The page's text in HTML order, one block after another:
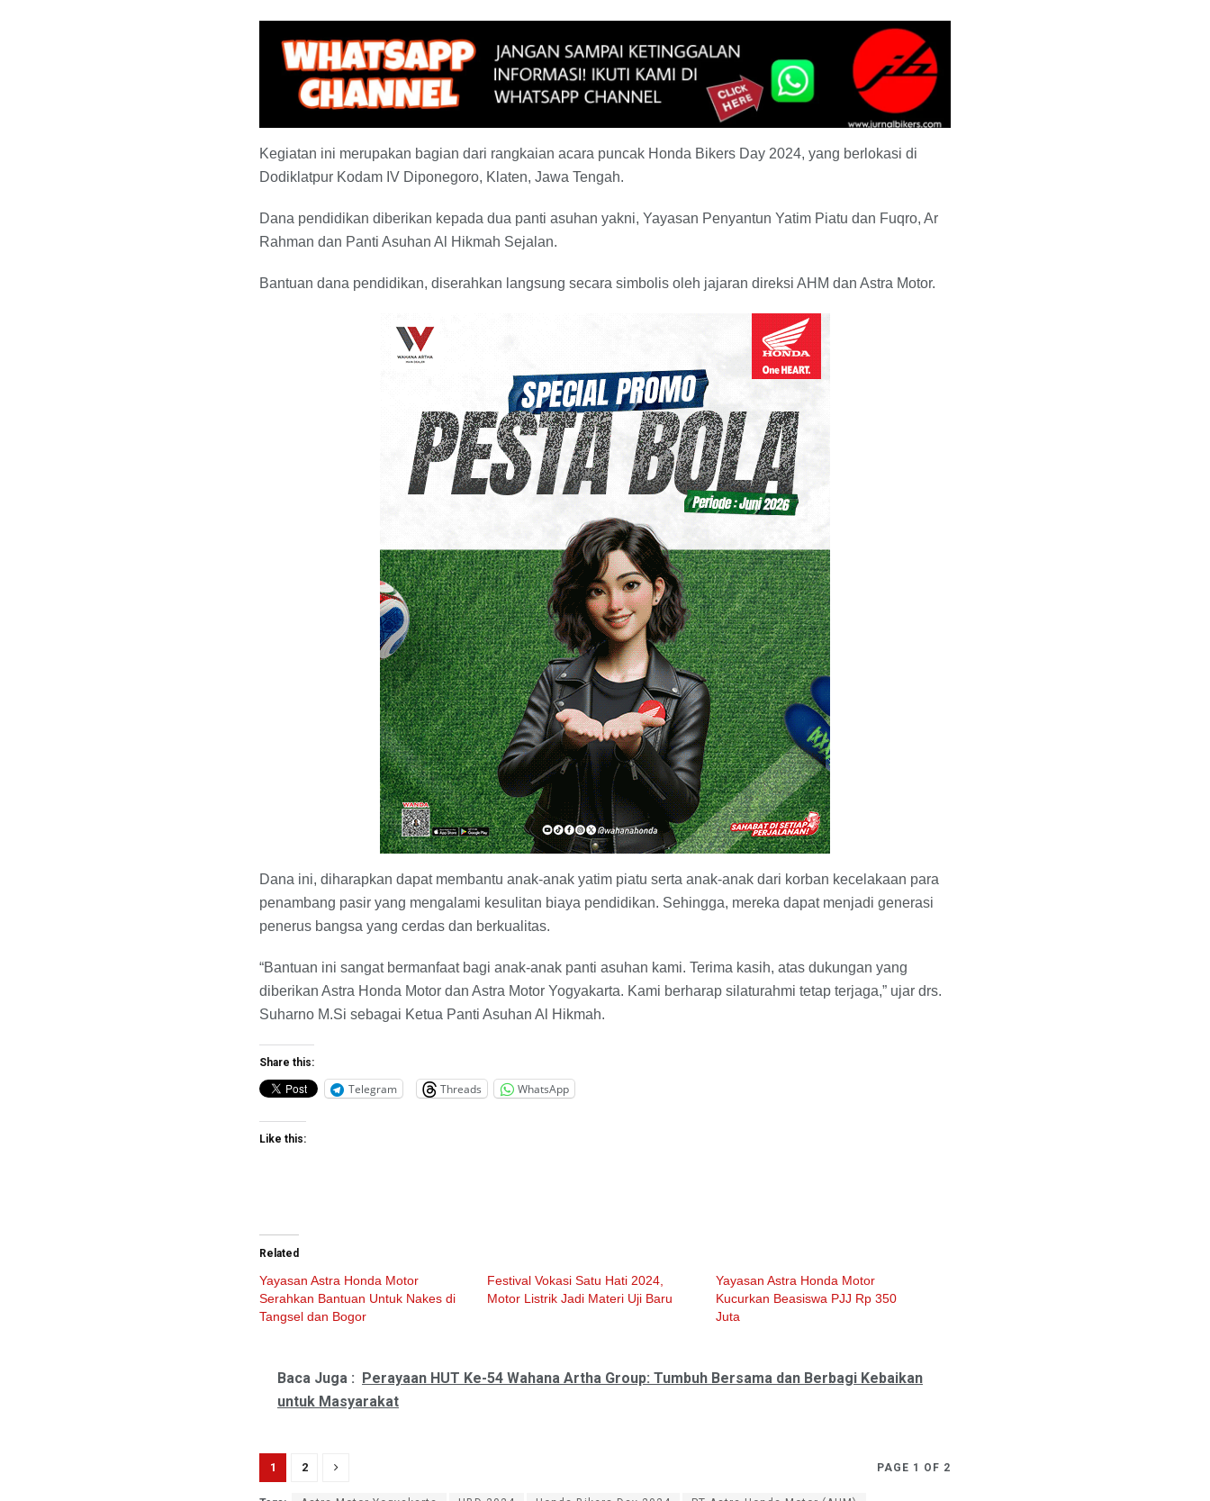
Kegiatan ini merupakan bagian dari rangkaian acara puncak Honda Bikers Day 2024, yang berlokasi di
Dodiklatpur Kodam IV Diponegoro, Klaten, Jawa Tengah.
Dana pendidikan diberikan kepada dua panti asuhan yakni, Yayasan Penyantun Yatim Piatu dan Fuqro, Ar
Rahman dan Panti Asuhan Al Hikmah Sejalan.
Bantuan dana pendidikan, diserahkan langsung secara simbolis oleh jajaran direksi AHM dan Astra Motor.
Dana ini, diharapkan dapat membantu anak-anak yatim piatu serta anak-anak dari korban kecelakaan para
penambang pasir yang mengalami kesulitan biaya pendidikan. Sehingga, mereka dapat menjadi generasi
penerus bangsa yang cerdas dan berkualitas.
“Bantuan ini sangat bermanfaat bagi anak-anak panti asuhan kami. Terima kasih, atas dukungan yang
diberikan Astra Honda Motor dan Astra Motor Yogyakarta. Kami berharap silaturahmi tetap terjaga,” ujar drs.
Suharno M.Si sebagai Ketua Panti Asuhan Al Hikmah.
Share this:
Telegram Threads WhatsApp
Like this:
Related
Yayasan Astra Honda Motor
Serahkan Bantuan Untuk Nakes di
Tangsel dan Bogor
Festival Vokasi Satu Hati 2024,
Motor Listrik Jadi Materi Uji Baru
Yayasan Astra Honda Motor
Kucurkan Beasiswa PJJ Rp 350
Juta
Baca Juga :
Perayaan HUT Ke-54 Wahana Artha Group: Tumbuh Bersama dan Berbagi Kebaikan
untuk Masyarakat
PAGE 1 OF 2
1 2